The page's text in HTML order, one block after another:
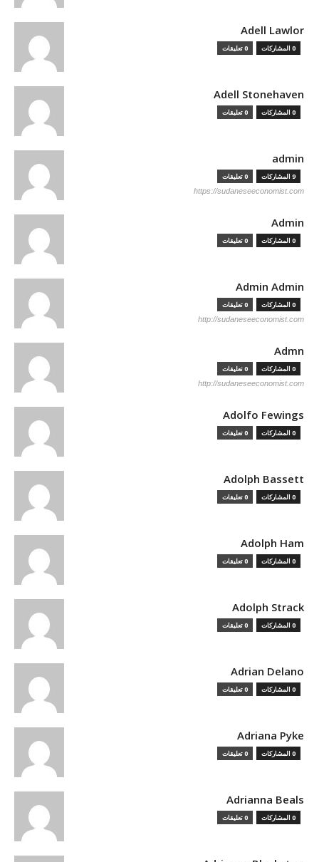
Adell Lawlor
0 المشاركات 0 تعليقات
Adell Stonehaven
0 المشاركات 0 تعليقات
admin
9 المشاركات 0 تعليقات
https://sudaneseeconomist.com
Admin
0 المشاركات 0 تعليقات
Admin Admin
0 المشاركات 0 تعليقات
http://sudaneseeconomist.com
Admn
0 المشاركات 0 تعليقات
http://sudaneseeconomist.com
Adolfo Fewings
0 المشاركات 0 تعليقات
Adolph Bassett
0 المشاركات 0 تعليقات
Adolph Ham
0 المشاركات 0 تعليقات
Adolph Strack
0 المشاركات 0 تعليقات
Adrian Delano
0 المشاركات 0 تعليقات
Adriana Pyke
0 المشاركات 0 تعليقات
Adrianna Beals
0 المشاركات 0 تعليقات